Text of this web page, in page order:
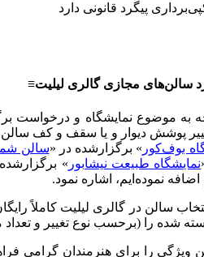
پیگرد قانونی دارد
سالن‌های مجازی گالری لیلیت≡
به موضوع نمایشگاه و درخواست
پوشش دیوار و یا سقف و کف
بوف‌کور » برگزارشده در «سالن
نمایشگاه طبیعت نیشابور »
نموده‌ایم، اشاره نمود.
سالن در گالری لیلیت
شده را (برحسب نوع تغییر و تعداد
ویژگی را برای هنرمندان گرامی